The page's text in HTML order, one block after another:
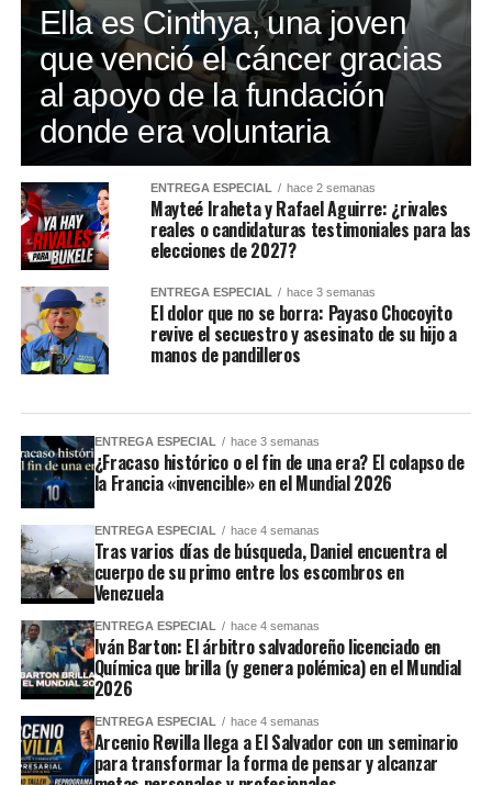
Ella es Cinthya, una joven
que venció el cáncer gracias
al apoyo de la fundación
donde era voluntaria
ENTREGA ESPECIAL hace 2 semanas
Mayteé Iraheta y Rafael Aguirre: ¿rivales
reales o candidaturas testimoniales para las
elecciones de 2027?
ENTREGA ESPECIAL hace 3 semanas
El dolor que no se borra: Payaso Chocoyito
revive el secuestro y asesinato de su hijo a
manos de pandilleros
ENTREGA ESPECIAL hace 3 semanas
¿Fracaso histórico o el fin de una era? El colapso de
la Francia «invencible» en el Mundial 2026
ENTREGA ESPECIAL hace 4 semanas
Tras varios días de búsqueda, Daniel encuentra el
cuerpo de su primo entre los escombros en
Venezuela
ENTREGA ESPECIAL hace 4 semanas
Iván Barton: El árbitro salvadoreño licenciado en
Química que brilla (y genera polémica) en el Mundial
2026
ENTREGA ESPECIAL hace 4 semanas
Arcenio Revilla llega a El Salvador con un seminario
para transformar la forma de pensar y alcanzar